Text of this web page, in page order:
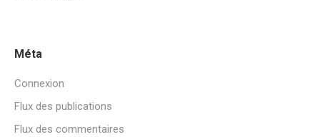
Méta
Connexion
Flux des publications
Flux des commentaires